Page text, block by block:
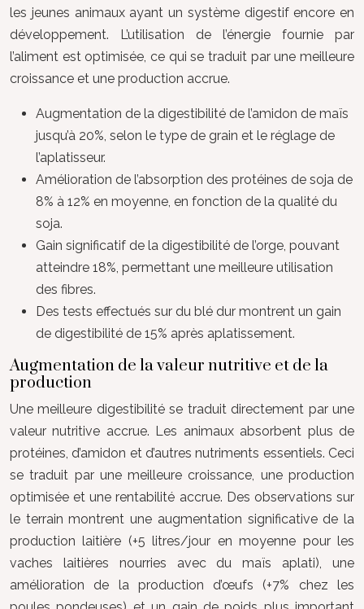
les jeunes animaux ayant un système digestif encore en
développement. L’utilisation de l’énergie fournie par
l’aliment est optimisée, ce qui se traduit par une meilleure
croissance et une production accrue.
Augmentation de la digestibilité de l’amidon de maïs
jusqu’à 20%, selon le type de grain et le réglage de
l’aplatisseur.
Amélioration de l’absorption des protéines de soja de
8% à 12% en moyenne, en fonction de la qualité du
soja.
Gain significatif de la digestibilité de l’orge, pouvant
atteindre 18%, permettant une meilleure utilisation
des fibres.
Des tests effectués sur du blé dur montrent un gain
de digestibilité de 15% après aplatissement.
Augmentation de la valeur nutritive et de la
production
Une meilleure digestibilité se traduit directement par une
valeur nutritive accrue. Les animaux absorbent plus de
protéines, d’amidon et d’autres nutriments essentiels. Ceci
se traduit par une meilleure croissance, une production
optimisée et une rentabilité accrue. Des observations sur
le terrain montrent une augmentation significative de la
production laitière (+5 litres/jour en moyenne pour les
vaches laitières nourries avec du maïs aplati), une
amélioration de la production d’œufs (+7% chez les